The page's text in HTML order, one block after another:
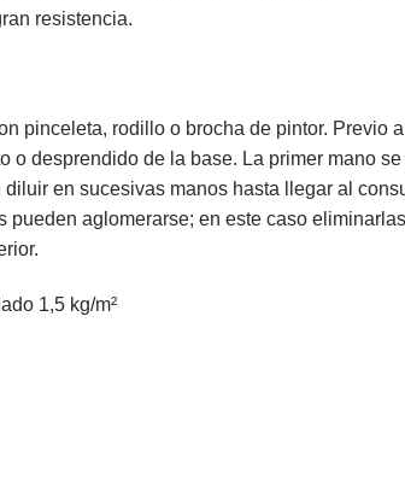
resistencia.
pinceleta, rodillo o brocha de pintor. Previo
o desprendido de la base. La primer mano
diluir en sucesivas manos hasta llegar al
pueden aglomerarse; en este caso
1,5 kg/m²